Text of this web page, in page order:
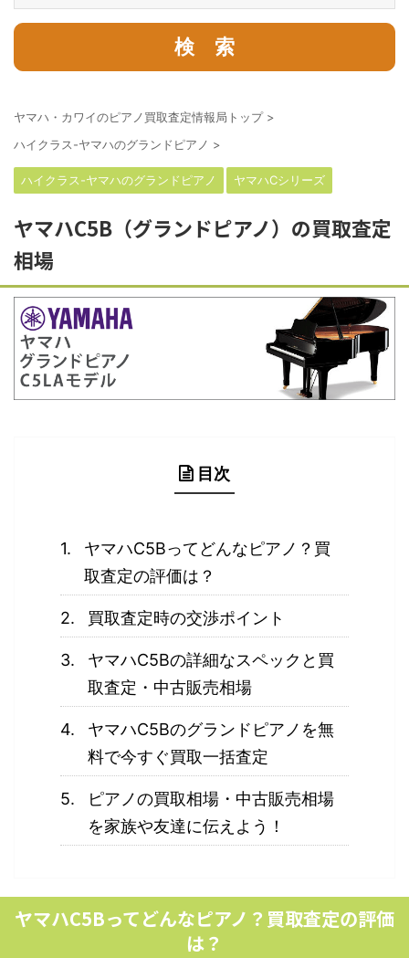
ヤマハ・カワイのピアノ買取査定情報局トップ>
ハイクラス-ヤマハのグランドピアノ >
ハイクラス-ヤマハのグランドピアノ ヤマハCシリーズ
ヤマハC5B（グランドピアノ）の買取査定
相場
目次
ヤマハC5Bってどんなピアノ？買
取査定の評価は？
買取査定時の交渉ポイント
ヤマハC5Bの詳細なスペックと買
取査定・中古販売相場
ヤマハC5Bのグランドピアノを無
料で今すぐ買取一括査定
ピアノの買取相場・中古販売相場
を家族や友達に伝えよう！
ヤマハC5Bってどんなピアノ？買取査定の評価
は？